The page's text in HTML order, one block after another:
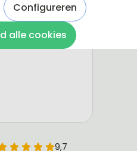
Configureren
alle cookies